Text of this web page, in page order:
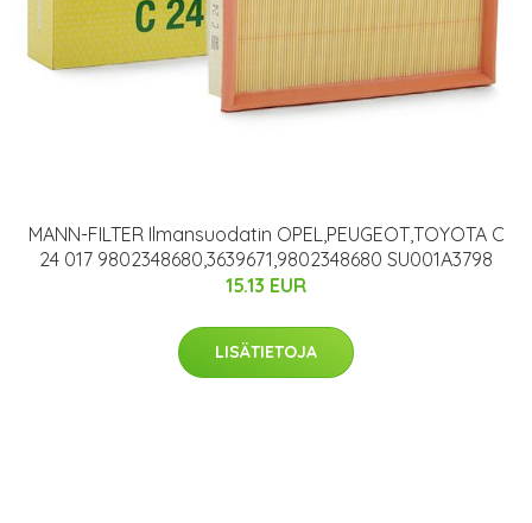
MANN-FILTER Ilmansuodatin OPEL,PEUGEOT,TOYOTA C
24 017 9802348680,3639671,9802348680 SU001A3798
15.13 EUR
LISÄTIETOJA